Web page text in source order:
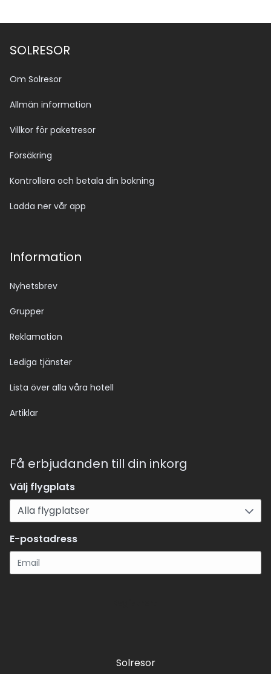
SOLRESOR
Om Solresor
Allmän information
Villkor för paketresor
Försäkring
Kontrollera och betala din bokning
Ladda ner vår app
Information
Nyhetsbrev
Grupper
Reklamation
Lediga tjänster
Lista över alla våra hotell
Artiklar
Få erbjudanden till din inkorg
Välj flygplats
E-postadress
Solresor